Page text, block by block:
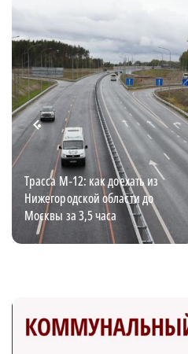
Трасса М‑12: как доехать из
Нижегородской области до
Москвы за 3,5 часа